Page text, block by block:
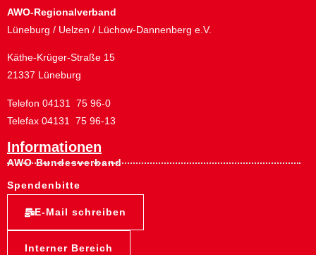
AWO-Regionalverband
Lüneburg / Uelzen / Lüchow-Dannenberg e.V.
Käthe-Krüger-Straße 15
21337 Lüneburg
Telefon 04131 75 96-0
Telefax 04131 75 96-13
Informationen
AWO Bundesverband
Spendenbitte
E-Mail schreiben
Interner Bereich